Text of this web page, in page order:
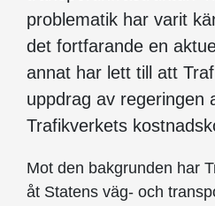
problematik har varit
det fortfarande en
annat har lett till att
uppdrag av regeringen
Trafikverkets
Mot den bakgrunden har
åt Statens väg- och